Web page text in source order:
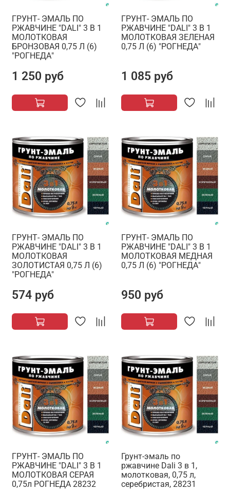
ГРУНТ- ЭМАЛЬ ПО
РЖАВЧИНЕ "DALI" 3 В 1
МОЛОТКОВАЯ
БРОНЗОВАЯ 0,75 Л (6)
"РОГНЕДА"
1 250 руб
ГРУНТ- ЭМАЛЬ ПО
РЖАВЧИНЕ "DALI" 3 В 1
МОЛОТКОВАЯ ЗЕЛЕНАЯ
0,75 Л (6) "РОГНЕДА"
1 085 руб
ГРУНТ- ЭМАЛЬ ПО
РЖАВЧИНЕ "DALI" 3 В 1
МОЛОТКОВАЯ
ЗОЛОТИСТАЯ 0,75 Л (6)
"РОГНЕДА"
574 руб
ГРУНТ- ЭМАЛЬ ПО
РЖАВЧИНЕ "DALI" 3 В 1
МОЛОТКОВАЯ МЕДНАЯ
0,75 Л (6) "РОГНЕДА"
950 руб
ГРУНТ- ЭМАЛЬ ПО
РЖАВЧИНЕ "DALI" 3 В 1
МОЛОТКОВАЯ СЕРАЯ
0,75л РОГНЕДА 28232
Грунт-эмаль по
ржавчине Dali 3 в 1,
молотковая, 0,75 л,
серебристая, 28231